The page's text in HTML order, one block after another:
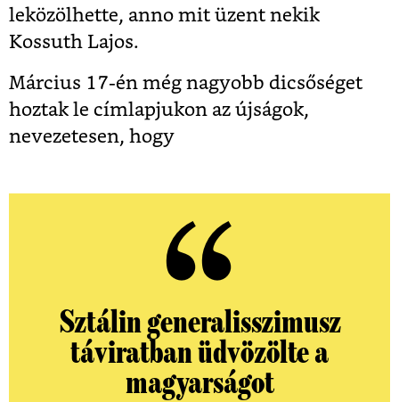
leközölhette, anno mit üzent nekik
Kossuth Lajos.
Március 17-én még nagyobb dicsőséget
hoztak le címlapjukon az újságok,
nevezetesen, hogy
Sztálin generalisszimusz
táviratban üdvözölte a
magyarságot